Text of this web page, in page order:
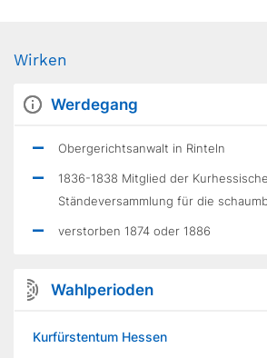
Wirken
Werdegang
Obergerichtsanwalt in Rinteln
1836-1838 Mitglied der
Ständeversammlung für die
verstorben 1874 oder 1886
Wahlperioden
Kurfürstentum Hessen